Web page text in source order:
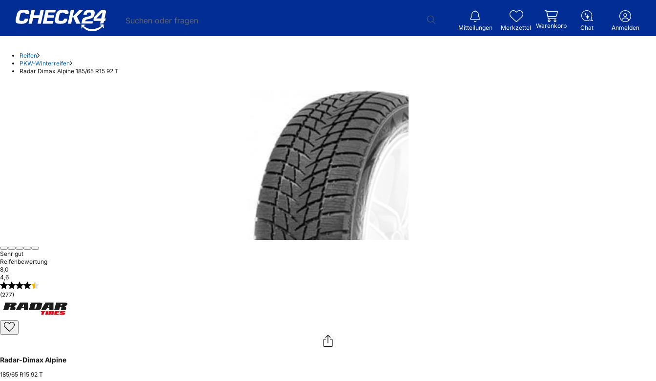
Suchen oder fragen
Mitteilungen Merkzettel Warenkorb Chat Anmelden
Reifen
PKW-Winterreifen
Radar Dimax Alpine 185/65 R15 92 T
Sehr gut
Reifenbewertung
8,0
4,6
(277)
Radar-Dimax Alpine
185/65 R15 92 T